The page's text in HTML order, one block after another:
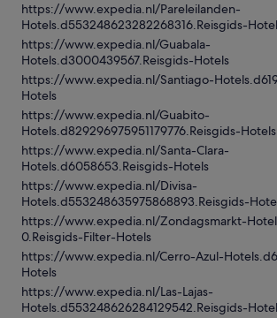
https://www.expedia.nl/Pareleilanden-
Hotels.d553248623282268316.Reisgids-
https://www.expedia.nl/Guabala-
Hotels.d3000439567.Reisgids-Hotels
https://www.expedia.nl/Santiago-
Hotels
https://www.expedia.nl/Guabito-
Hotels.d829296975951179776.Reisgids-Hotels
https://www.expedia.nl/Santa-Clara-
Hotels.d6058653.Reisgids-Hotels
https://www.expedia.nl/Divisa-
Hotels.d553248635975868893.Reisgids-
https://www.expedia.nl/Zondagsmarkt-
0.Reisgids-Filter-Hotels
https://www.expedia.nl/Cerro-Azul-
Hotels
https://www.expedia.nl/Las-Lajas-
Hotels.d553248626284129542.Reisgids-